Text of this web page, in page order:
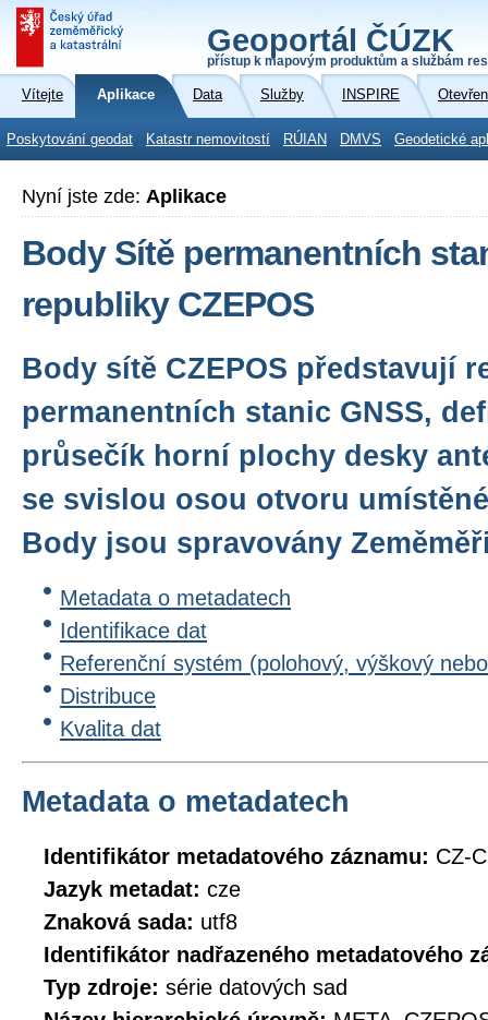
Geoportál ČÚZK
přístup k mapovým produktům a službám
Vítejte Aplikace Data Služby INSPIRE
Poskytování geodat Katastr nemovitostí RÚIAN DMVS Geodetické
Nyní jste zde: Aplikace
Body Sítě permanentních
republiky CZEPOS
Body sítě CZEPOS představují
permanentních stanic GNSS,
průsečík horní plochy desky
se svislou osou otvoru
Body jsou spravovány
Metadata o metadatech
Identifikace dat
Referenční systém (polohový, výškový
Distribuce
Kvalita dat
Metadata o metadatech
Identifikátor metadatového záznamu: CZ-
Jazyk metadat: cze
Znaková sada: utf8
Identifikátor nadřazeného metadatového
Typ zdroje: série datových sad